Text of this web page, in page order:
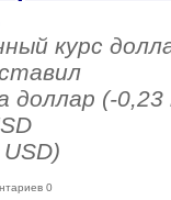
курс
доллар (-
0